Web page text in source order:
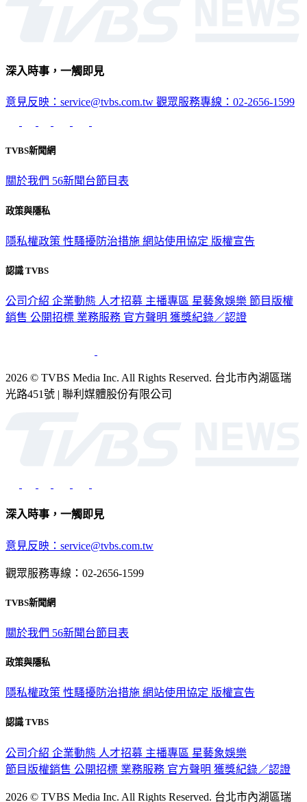
深入時事，一觸即見
意見反映：service@tvbs.com.tw 觀眾服務專線：02-2656-1599
TVBS新聞網
關於我們 56新聞台節目表
政策與隱私
隱私權政策 性騷擾防治措施 網站使用協定 版權宣告
認識 TVBS
公司介紹 企業動態 人才招募 主播專區 星藝象娛樂 節目版權
銷售 公開招標 業務服務 官方聲明 獲獎紀錄／認證
2026 © TVBS Media Inc. All Rights Reserved. 台北市內湖區瑞
光路451號 | 聯利媒體股份有限公司
深入時事，一觸即見
意見反映：service@tvbs.com.tw
觀眾服務專線：02-2656-1599
TVBS新聞網
關於我們 56新聞台節目表
政策與隱私
隱私權政策 性騷擾防治措施 網站使用協定 版權宣告
認識 TVBS
公司介紹 企業動態 人才招募 主播專區 星藝象娛樂
節目版權銷售 公開招標 業務服務 官方聲明 獲獎紀錄／認證
2026 © TVBS Media Inc. All Rights Reserved. 台北市內湖區瑞